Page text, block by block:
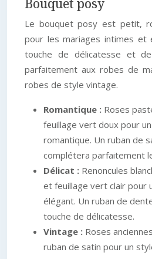
Bouquet posy
Le bouquet posy est petit,
pour les mariages intimes et
touche de délicatesse et de
parfaitement aux robes de
robes de style vintage.
Romantique : Roses
feuillage vert doux pour
romantique. Un ruban de
complétera parfaitement
Délicat : Renoncules
et feuillage vert clair pour
élégant. Un ruban de
touche de délicatesse.
Vintage : Roses
ruban de satin pour un